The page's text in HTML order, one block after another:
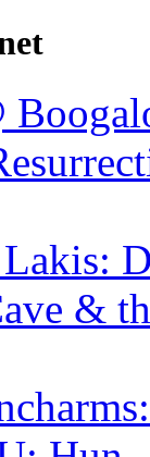
&